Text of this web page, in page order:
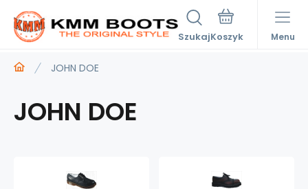
Szukaj Menu
JOHN DOE
JOHN DOE